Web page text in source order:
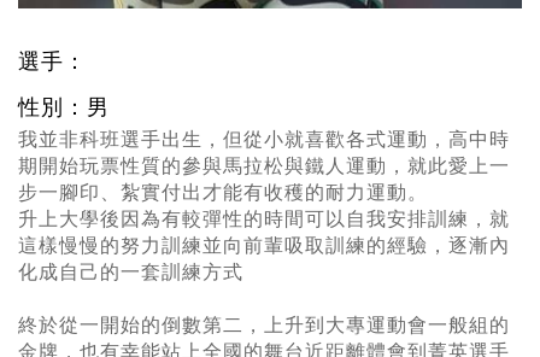
選手：
性別：男
我並非科班選手出生，但從小就喜歡各式運動，高中時
期開始玩票性質的參與馬拉松與鐵人運動，就此愛上一
步一腳印、紮實付出才能有收穫的耐力運動。
升上大學後因為有較彈性的時間可以自我安排訓練，就
這樣慢慢的努力訓練並向前輩吸取訓練的經驗，逐漸內
化成自己的一套訓練方式
終於從一開始的倒數第二，上升到大專運動會一般組的
金牌，也有幸能站上全國的舞台近距離體會到菁英選手